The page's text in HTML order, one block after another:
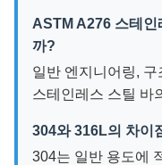
ASTM A276 스테인
까?
일반 엔지니어링,
스테인레스 스틸 바
304와 316L의 차이
304는 일반 용도에